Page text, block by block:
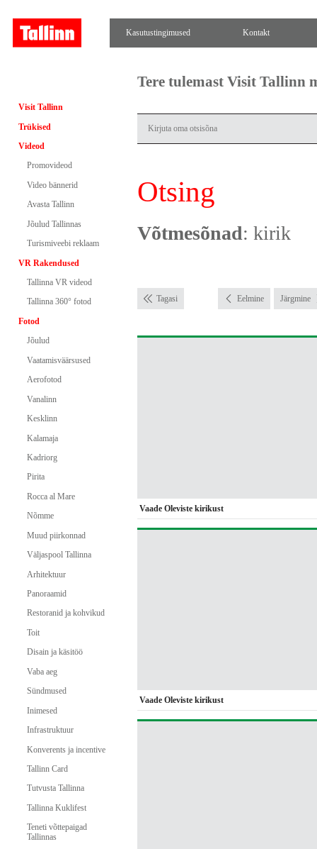
Kasutustingimused Kontakt
Visit Tallinn
Trükised
Videod
Promovideod
Video bännerid
Avasta Tallinn
Jõulud Tallinnas
Turismiveebi reklaam
VR Rakendused
Tallinna VR videod
Tallinna 360° fotod
Fotod
Jõulud
Vaatamisväärsused
Aerofotod
Vanalinn
Kesklinn
Kalamaja
Kadriorg
Pirita
Rocca al Mare
Nõmme
Muud piirkonnad
Väljaspool Tallinna
Arhitektuur
Panoraamid
Restoranid ja kohvikud
Toit
Disain ja käsitöö
Vaba aeg
Sündmused
Inimesed
Infrastruktuur
Konverents ja incentive
Tallinn Card
Tutvusta Tallinna
Tallinna Kuklifest
Teneti võttepaigad
Tallinnas
Tere tulemast Visit Tallinn
Otsing
Võtmesõnad: kirik
Tagasi Eelmine Järgmine
Vaade Oleviste kirikust
Vaade Oleviste kirikust